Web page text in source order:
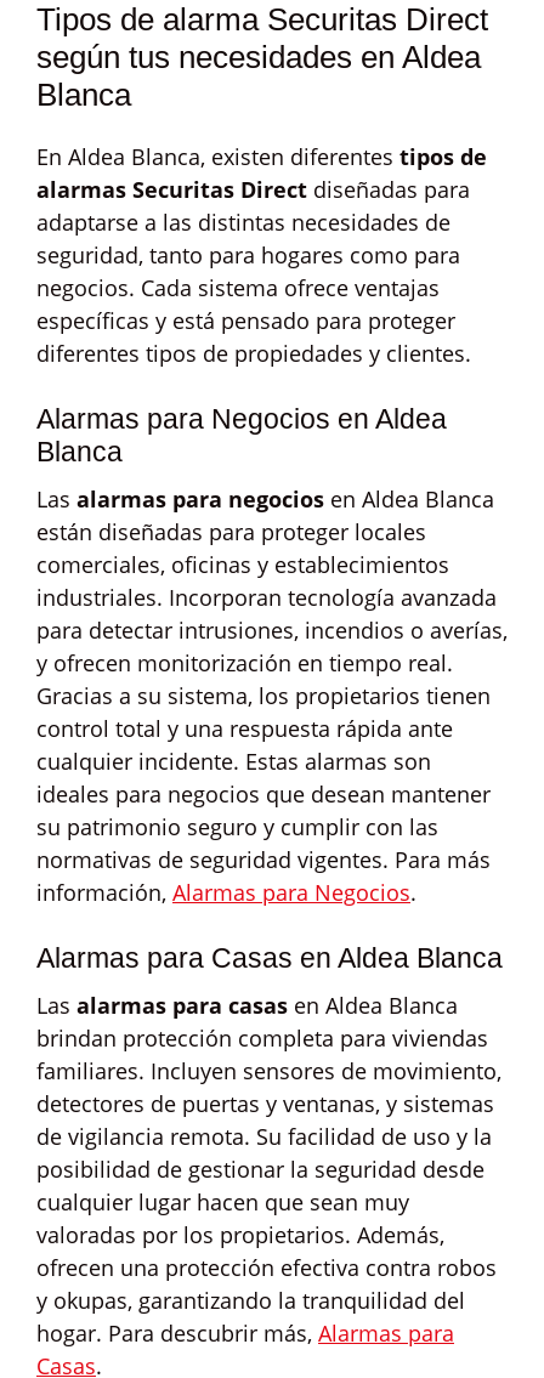
Tipos de alarma Securitas Direct
según tus necesidades en Aldea
Blanca
En Aldea Blanca, existen diferentes tipos de
alarmas Securitas Direct diseñadas para
adaptarse a las distintas necesidades de
seguridad, tanto para hogares como para
negocios. Cada sistema ofrece ventajas
específicas y está pensado para proteger
diferentes tipos de propiedades y clientes.
Alarmas para Negocios en Aldea
Blanca
Las alarmas para negocios en Aldea Blanca
están diseñadas para proteger locales
comerciales, oficinas y establecimientos
industriales. Incorporan tecnología avanzada
para detectar intrusiones, incendios o averías,
y ofrecen monitorización en tiempo real.
Gracias a su sistema, los propietarios tienen
control total y una respuesta rápida ante
cualquier incidente. Estas alarmas son
ideales para negocios que desean mantener
su patrimonio seguro y cumplir con las
normativas de seguridad vigentes. Para más
información, Alarmas para Negocios.
Alarmas para Casas en Aldea Blanca
Las alarmas para casas en Aldea Blanca
brindan protección completa para viviendas
familiares. Incluyen sensores de movimiento,
detectores de puertas y ventanas, y sistemas
de vigilancia remota. Su facilidad de uso y la
posibilidad de gestionar la seguridad desde
cualquier lugar hacen que sean muy
valoradas por los propietarios. Además,
ofrecen una protección efectiva contra robos
y okupas, garantizando la tranquilidad del
hogar. Para descubrir más, Alarmas para
Casas.